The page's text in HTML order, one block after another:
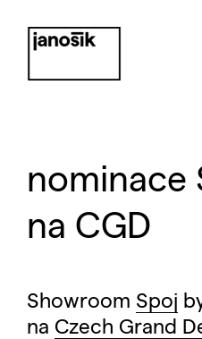
nominace
na CGD
Showroom Spoj
na Czech Grand